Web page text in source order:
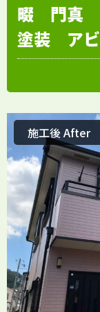
畷 門真
塗装 ア
施工後 After